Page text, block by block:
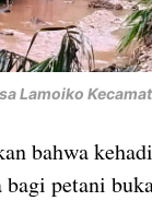
Lamoiko
bahwa
petani